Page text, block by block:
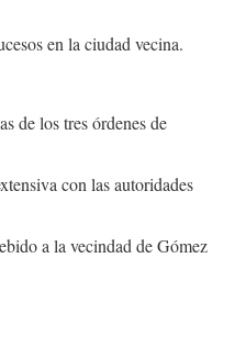
en la ciudad vecina.
de los tres órdenes de
con las autoridades
a la vecindad de Gómez